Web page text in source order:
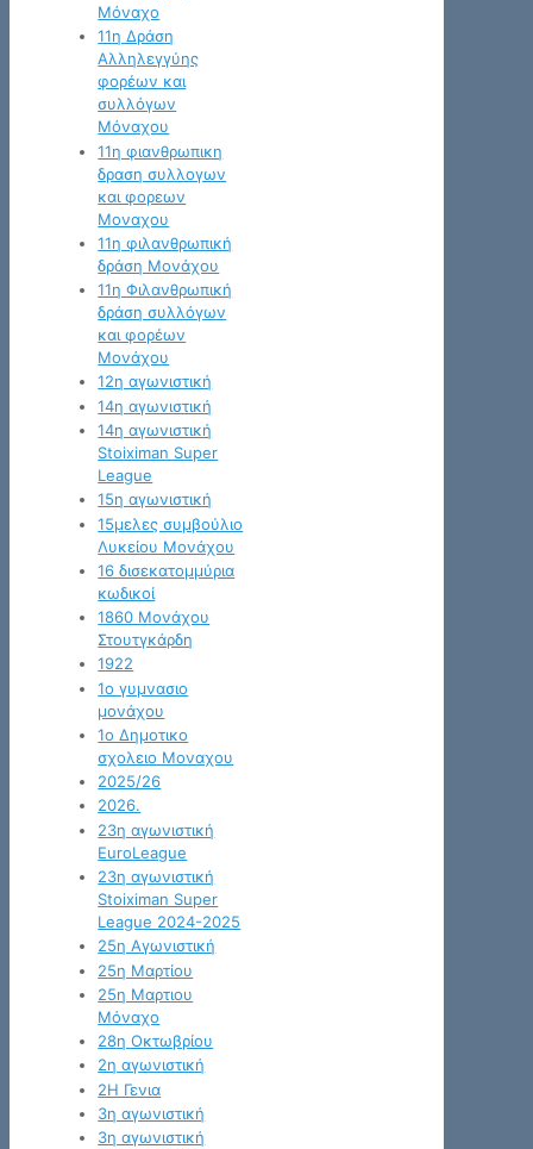
Μόναχο
11η Δράση
Αλληλεγγύης
φορέων και
συλλόγων
Μόναχου
11η φιανθρωπικη
δραση συλλογων
και φορεων
Μοναχου
11η φιλανθρωπική
δράση Μονάχου
11η Φιλανθρωπική
δράση συλλόγων
και φορέων
Μονάχου
12η αγωνιστική
14η αγωνιστική
14η αγωνιστική
Stoiximan Super
League
15η αγωνιστική
15μελες συμβούλιο
Λυκείου Μονάχου
16 δισεκατομμύρια
κωδικοί
1860 Μονάχου
Στουτγκάρδη
1922
1ο γυμνασιο
μονάχου
1ο Δημοτικο
σχολειο Μοναχου
2025/26
2026.
23η αγωνιστική
EuroLeague
23η αγωνιστική
Stoiximan Super
League 2024-2025
25η Αγωνιστική
25η Μαρτίου
25η Μαρτιου
Μόναχο
28η Οκτωβρίου
2η αγωνιστική
2Η Γενια
3η αγωνιστική
3η αγωνιστική